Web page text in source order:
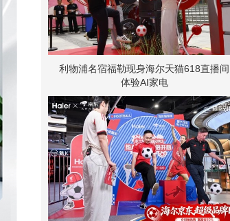
利物浦名宿福勒现身海尔天猫618直播间
体验AI家电